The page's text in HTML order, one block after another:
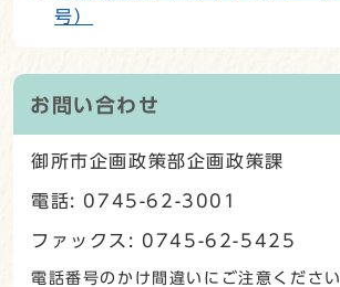
号）
お問い合わせ
御所市企画政策部企画政策課
電話: 0745-62-3001
ファックス: 0745-62-5425
電話番号のかけ間違いにご注意ください